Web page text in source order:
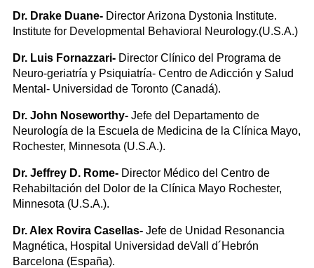
Dr. Drake Duane- Director Arizona Dystonia Institute.
Institute for Developmental Behavioral Neurology.(U.S.A.)
Dr. Luis Fornazzari- Director Clínico del Programa de
Neuro-geriatría y Psiquiatría- Centro de Adicción y Salud
Mental- Universidad de Toronto (Canadá).
Dr. John Noseworthy- Jefe del Departamento de
Neurología de la Escuela de Medicina de la Clínica Mayo,
Rochester, Minnesota (U.S.A.).
Dr. Jeffrey D. Rome- Director Médico del Centro de
Rehabiltación del Dolor de la Clínica Mayo Rochester,
Minnesota (U.S.A.).
Dr. Alex Rovira Casellas- Jefe de Unidad Resonancia
Magnética, Hospital Universidad deVall d´Hebrón
Barcelona (España).